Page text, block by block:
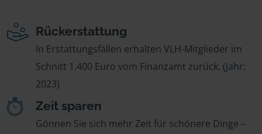
Rückerstattung
In Erstattungsfällen erhalten VLH-Mitglieder im
Schnitt 1.400 Euro vom Finanzamt zurück. (Jahr:
2023)
Zeit sparen
Gönnen Sie sich mehr Zeit für schönere Dinge –